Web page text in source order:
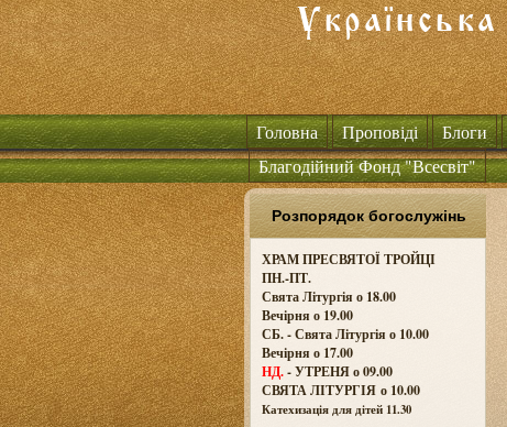
Головна Проповіді Блоги
Благодійний Фонд "Всесвіт"
Розпорядок богослужінь
ХРАМ ПРЕСВЯТОЇ ТРОЙЦІ
ПН.-ПТ.
Свята Літургія о 18.00
Вечірня о 19.00
СБ. - Свята Літургія о 10.00
Вечірня о 17.00
НД.- УТРЕНЯ о 09.00
СВЯТА ЛІТУРГІЯ о 10.00
Катехизація для дітей 11.30